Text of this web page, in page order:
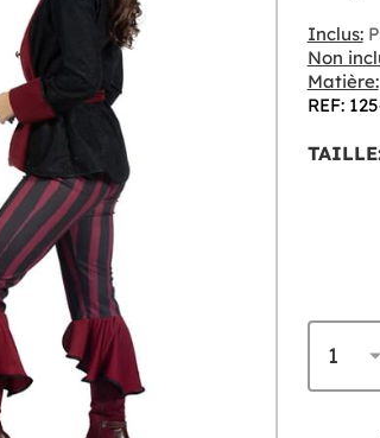
Inclus:
Non
Matière:
REF: